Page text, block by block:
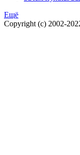
Ещё
Copyright (c) 2002-